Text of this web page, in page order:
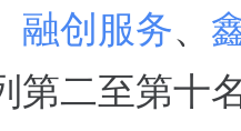
融创服务、
第二至第十